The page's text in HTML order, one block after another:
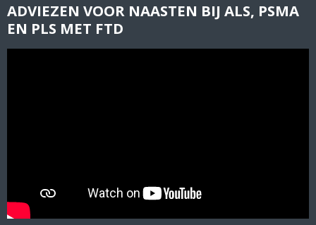
ADVIEZEN VOOR NAASTEN BIJ ALS, PSMA
EN PLS MET FTD